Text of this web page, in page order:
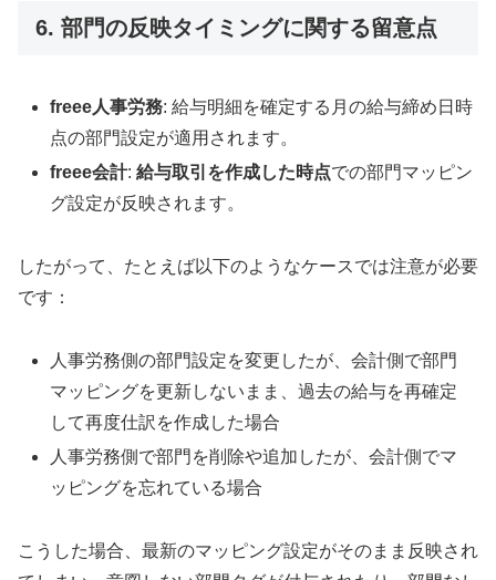
6. 部門の反映タイミングに関する留意点
freee人事労務: 給与明細を確定する月の給与締め日時
点の部門設定が適用されます。
freee会計:給与取引を作成した時点での部門マッピン
グ設定が反映されます。
したがって、たとえば以下のようなケースでは注意が必要
です：
人事労務側の部門設定を変更したが、会計側で部門
マッピングを更新しないまま、過去の給与を再確定
して再度仕訳を作成した場合
人事労務側で部門を削除や追加したが、会計側でマ
ッピングを忘れている場合
こうした場合、最新のマッピング設定がそのまま反映され